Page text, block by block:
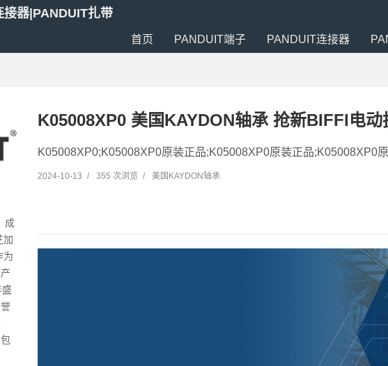
器|PANDUIT扎带
首页 PANDUIT端子 PANDUIT连接器
成
加
为
盛
K05008XP0 美国KAYDON轴承 抢新BIFFI电动
K05008XP0;K05008XP0原装正品;K05008XP0原装正品;K05008XP0
2024-10-13 / 355 次浏览 / 美国KAYDON轴承